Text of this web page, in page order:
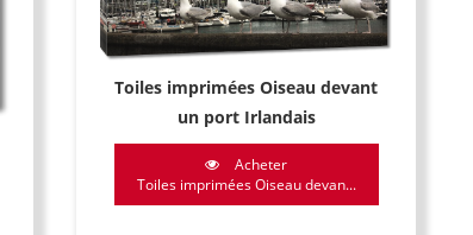
Toiles imprimées Oiseau devant
un port Irlandais
Acheter
Toiles imprimées Oiseau devan...